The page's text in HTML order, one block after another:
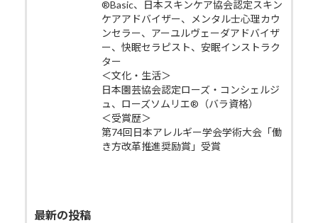
®Basic、日本スキンケア協会認定スキン
ケアアドバイザー、メンタル士心理カウ
ンセラー、アーユルヴェーダアドバイザ
ー、快眠セラピスト、安眠インストラク
ター
＜文化・生活＞
日本園芸協会認定ローズ・コンシェルジ
ュ、ローズソムリエ®（バラ資格）
＜受賞歴＞
第74回日本アレルギー学会学術大会「働
き方改革推進奨励賞」受賞
最新の投稿